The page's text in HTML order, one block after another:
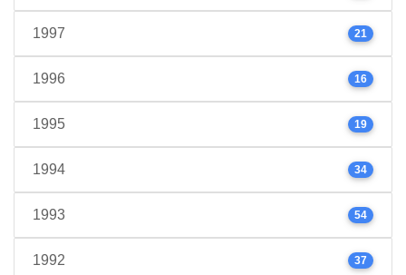
1997 21
1996 16
1995 19
1994 34
1993 54
1992 37